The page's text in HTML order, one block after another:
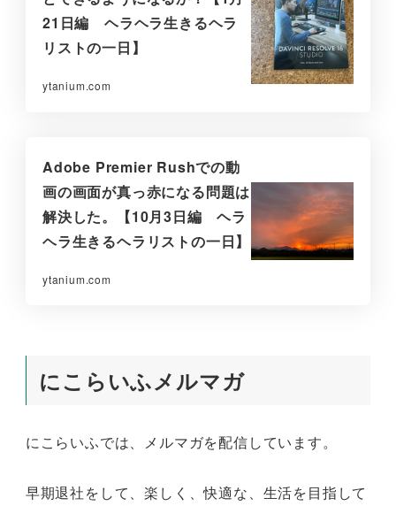
21日編 ヘラヘラ生きるヘラ
リストの一日】
ytanium.com
Adobe Premier Rushでの動
画の画面が真っ赤になる問題は
解決した。【10月3日編 ヘラ
ヘラ生きるヘラリストの一日】
ytanium.com
にこらいふメルマガ
にこらいふでは、メルマガを配信しています。
早期退社をして、楽しく、快適な、生活を目指して